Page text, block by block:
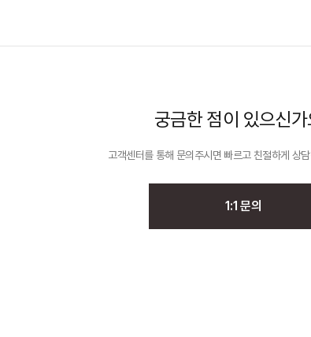
궁금한 점이 있으신
고객센터를 통해 문의주시면 빠르고 친절하게 상
1:1 문의